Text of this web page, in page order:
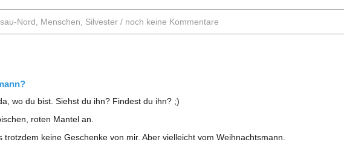
Nord Menschen Silvester / noch keine Kommentare
wo du bist. Siehst du ihn? Findest du ihn? ;)
roten Mantel an.
trotzdem keine Geschenke von mir. Aber vielleicht vom Weihnachtsmann.